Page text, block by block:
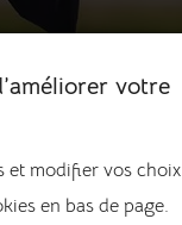
votre
et modifier vos choix
en bas de page.